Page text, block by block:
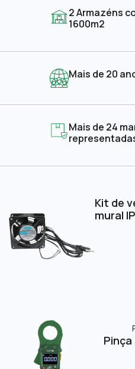
2 Armazéns
1600m2
Mais de 20
Mais de 24
Kit de
mural